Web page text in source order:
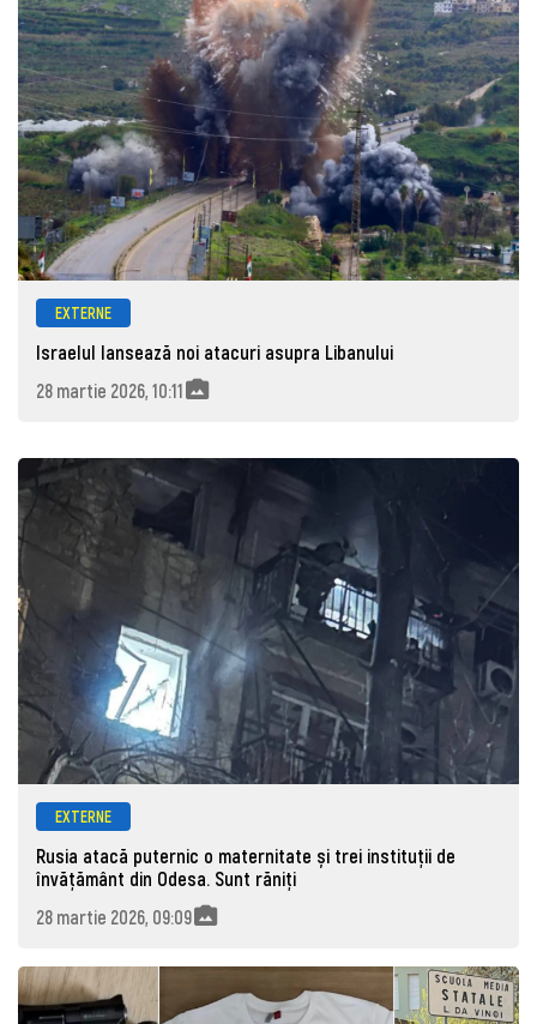
EXTERNE
Israelul lansează noi atacuri asupra Libanului
28 martie 2026, 10:11
EXTERNE
Rusia atacă puternic o maternitate și trei instituții de
învățământ din Odesa. Sunt răniți
28 martie 2026, 09:09